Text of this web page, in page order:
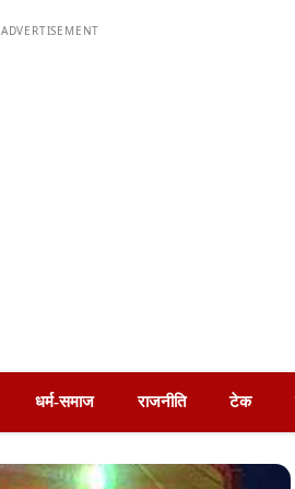
ADVERTISEMENT
धर्म-समाज राजनीति टेक